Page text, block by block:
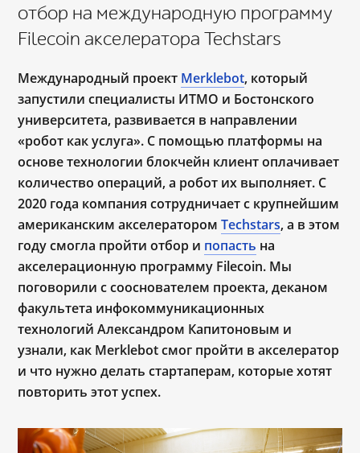
отбор на международную программу
Filecoin акселератора Techstars
Международный проект Merklebot, который
запустили специалисты ИТМО и Бостонского
университета, развивается в направлении
«робот как услуга». С помощью платформы на
основе технологии блокчейн клиент оплачивает
количество операций, а робот их выполняет. С
2020 года компания сотрудничает с крупнейшим
американским акселераторомTechstars, а в этом
году смогла пройти отбор и попасть на
акселерационную программу Filecoin. Мы
поговорили с сооснователем проекта, деканом
факультета инфокоммуникационных
технологий Александром Капитоновым и
узнали, как Merklebot смог пройти в акселератор
и что нужно делать стартаперам, которые хотят
повторить этот успех.